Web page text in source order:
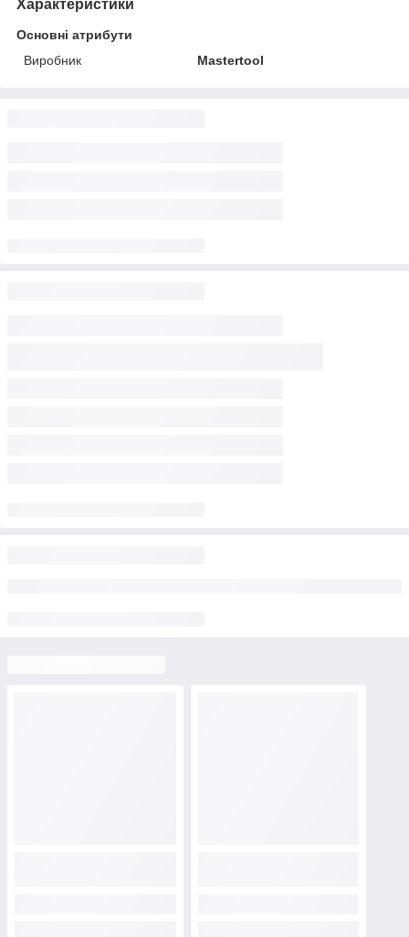
Характеристики
Основні атрибути
Виробник
Mastertool